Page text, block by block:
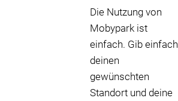
Die Nutzung von
Mobypark ist
einfach. Gib einfach
deinen
gewünschten
Standort und deine